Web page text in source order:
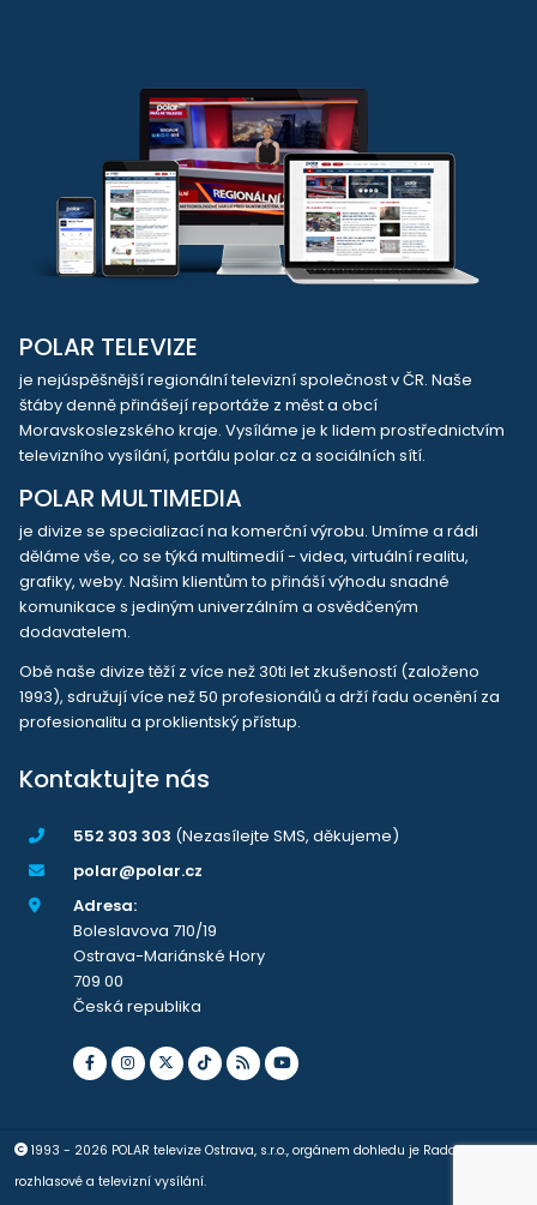
POLAR TELEVIZE
je nejúspěšnější regionální televizní společnost v ČR. Naše
štáby denně přinášejí reportáže z měst a obcí
Moravskoslezského kraje. Vysíláme je k lidem prostřednictvím
televizního vysílání, portálu polar.cz a sociálních sítí.
POLAR MULTIMEDIA
je divize se specializací na komerční výrobu. Umíme a rádi
děláme vše, co se týká multimedií - videa, virtuální realitu,
grafiky, weby. Našim klientům to přináší výhodu snadné
komunikace s jediným univerzálním a osvědčeným
dodavatelem.
Obě naše divize těží z více než 30ti let zkušeností (založeno
1993), sdružují více než 50 profesionálů a drží řadu ocenění za
profesionalitu a proklientský přístup.
Kontaktujte nás
552 303 303 (Nezasílejte SMS, děkujeme)
polar@polar.cz
Adresa:
Boleslavova 710/19
Ostrava-Mariánské Hory
709 00
Česká republika
1993 - 2026 POLAR televize Ostrava, s.r.o., orgánem dohledu je Rada pro
rozhlasové a televizní vysílání.